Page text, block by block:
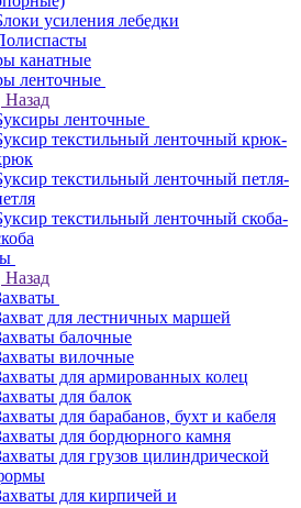
усиления лебедки
канатные
ленточные
Назад
ленточные
текстильный ленточный крюк-
текстильный ленточный петля-
текстильный ленточный скоба-
Назад
для лестничных маршей
балочные
вилочные
для армированных колец
для балок
для барабанов, бухт и кабеля
для бордюрного камня
для грузов цилиндрической
для кирпичей и